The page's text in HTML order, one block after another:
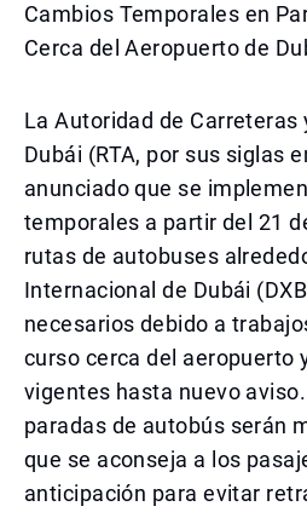
Cambios Temporales en
Cerca del Aeropuerto de
La Autoridad de Carreteras
Dubái (RTA, por sus siglas
anunciado que se
temporales a partir del 21
rutas de autobuses
Internacional de Dubái
necesarios debido a
curso cerca del aeropuerto
vigentes hasta nuevo
paradas de autobús serán
que se aconseja a los
anticipación para evitar